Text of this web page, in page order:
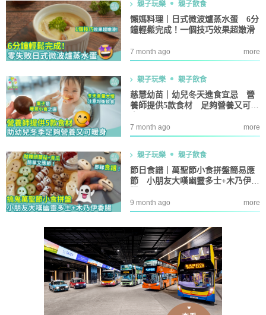
親子玩樂 親子飲食
懶媽料理｜日式微波爐蒸水蛋 6分
鐘輕鬆完成！一個技巧效果超嫩滑
7 month ago more
親子玩樂 親子飲食
慈慧幼苗｜幼兒冬天進食宜忌 營
養師提供5款食材 足夠營養又可暖
7 month ago more
親子玩樂 親子飲食
節日食譜｜萬聖節小食拼盤簡易應
節 小朋友大嘆幽靈多士+木乃伊香
9 month ago more